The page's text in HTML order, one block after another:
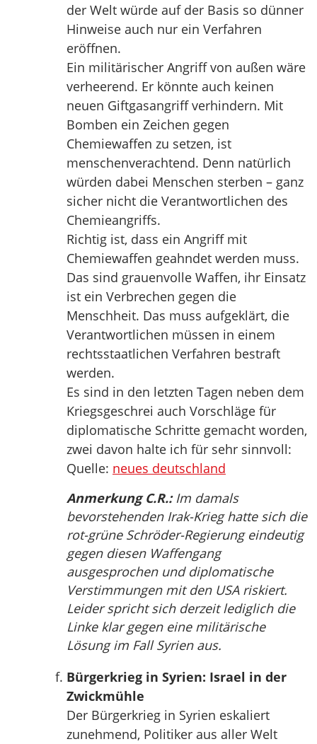
der Welt würde auf der Basis so dünner
Hinweise auch nur ein Verfahren
eröffnen.
Ein militärischer Angriff von außen wäre
verheerend. Er könnte auch keinen
neuen Giftgasangriff verhindern. Mit
Bomben ein Zeichen gegen
Chemiewaffen zu setzen, ist
menschenverachtend. Denn natürlich
würden dabei Menschen sterben – ganz
sicher nicht die Verantwortlichen des
Chemieangriffs.
Richtig ist, dass ein Angriff mit
Chemiewaffen geahndet werden muss.
Das sind grauenvolle Waffen, ihr Einsatz
ist ein Verbrechen gegen die
Menschheit. Das muss aufgeklärt, die
Verantwortlichen müssen in einem
rechtsstaatlichen Verfahren bestraft
werden.
Es sind in den letzten Tagen neben dem
Kriegsgeschrei auch Vorschläge für
diplomatische Schritte gemacht worden,
zwei davon halte ich für sehr sinnvoll:
Quelle: neues deutschland
Anmerkung C.R.:Im damals
bevorstehenden Irak-Krieg hatte sich die
rot-grüne Schröder-Regierung eindeutig
gegen diesen Waffengang
ausgesprochen und diplomatische
Verstimmungen mit den USA riskiert.
Leider spricht sich derzeit lediglich die
Linke klar gegen eine militärische
Lösung im Fall Syrien aus.
Bürgerkrieg in Syrien: Israel in der
Zwickmühle
Der Bürgerkrieg in Syrien eskaliert
zunehmend, Politiker aus aller Welt